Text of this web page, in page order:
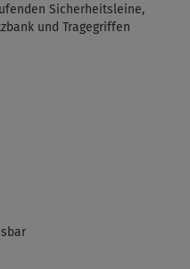
Sicherheitsleine,
und Tragegriffen